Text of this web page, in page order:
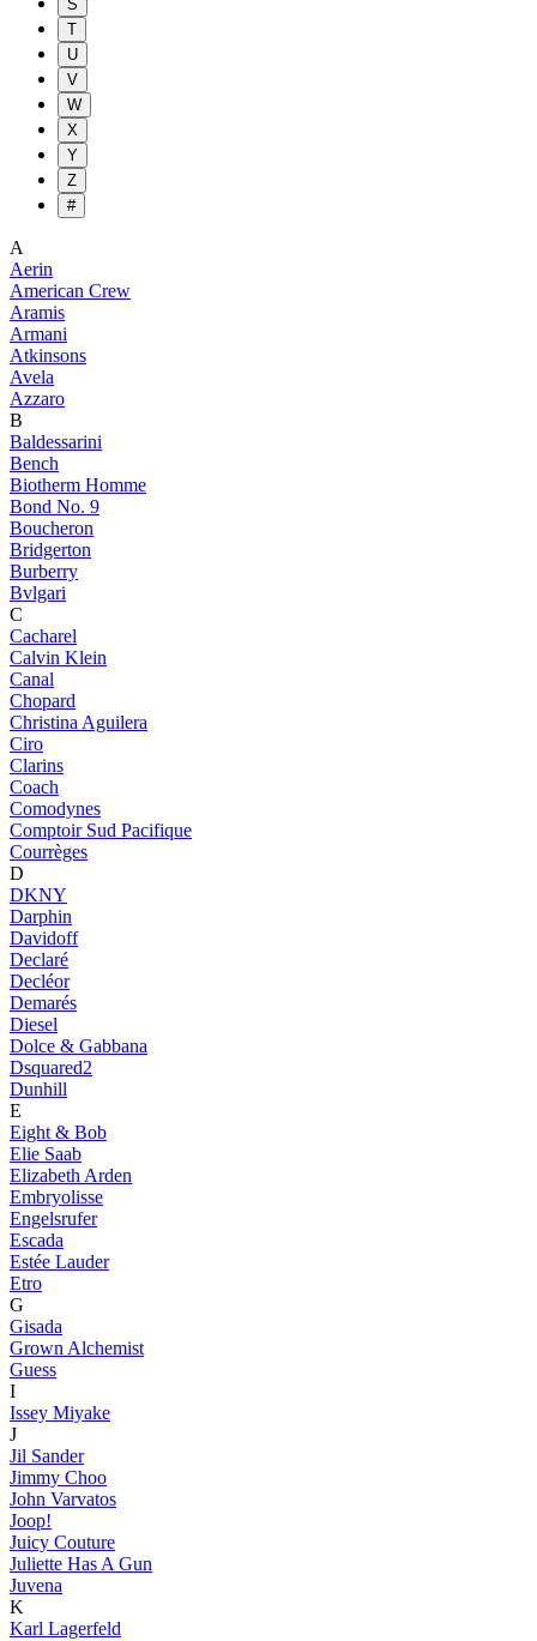
S
T
U
V
W
X
Y
Z
#
A
Aerin
American Crew
Aramis
Armani
Atkinsons
Avela
Azzaro
B
Baldessarini
Bench
Biotherm Homme
Bond No. 9
Boucheron
Bridgerton
Burberry
Bvlgari
C
Cacharel
Calvin Klein
Canal
Chopard
Christina Aguilera
Ciro
Clarins
Coach
Comodynes
Comptoir Sud Pacifique
Courrèges
D
DKNY
Darphin
Davidoff
Declaré
Decléor
Demarés
Diesel
Dolce & Gabbana
Dsquared2
Dunhill
E
Eight & Bob
Elie Saab
Elizabeth Arden
Embryolisse
Engelsrufer
Escada
Estée Lauder
Etro
G
Gisada
Grown Alchemist
Guess
I
Issey Miyake
J
Jil Sander
Jimmy Choo
John Varvatos
Joop!
Juicy Couture
Juliette Has A Gun
Juvena
K
Karl Lagerfeld